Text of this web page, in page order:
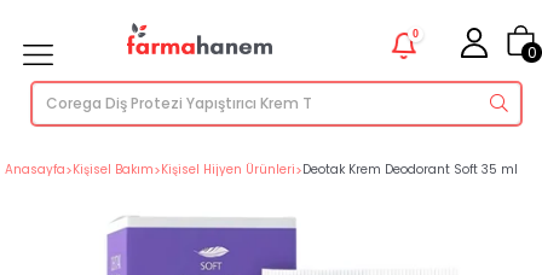
0
0
Anasayfa>Kişisel Bakım>Kişisel Hijyen Ürünleri>Deotak Krem Deodorant Soft 35 ml